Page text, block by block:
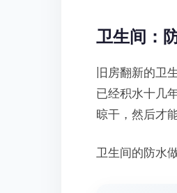
卫生间：
旧房翻新的卫
已经积水十几
晾干，然后才
卫生间的防水